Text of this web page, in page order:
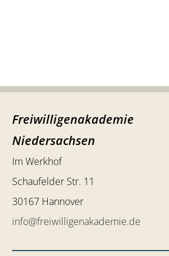
Freiwilligenakademie
Niedersachsen
Im Werkhof
Schaufelder Str. 11
30167 Hannover
info@freiwilligenakademie.de